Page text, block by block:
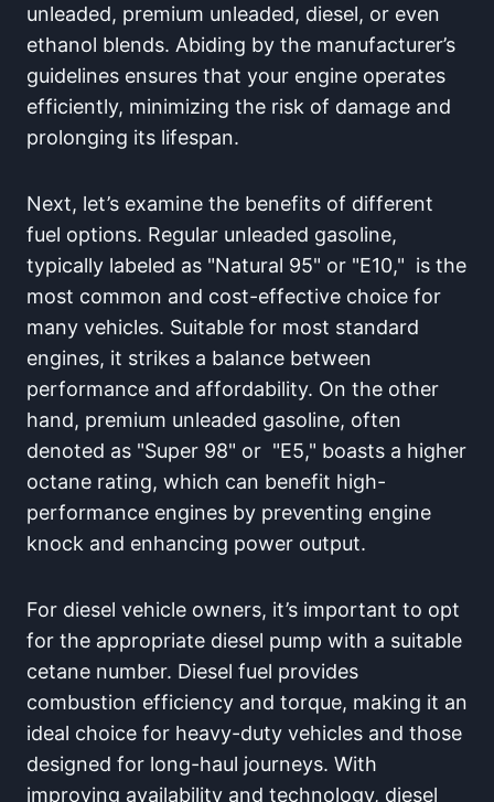
unleaded, premium unleaded, diesel, or even
ethanol blends. Abiding by the‌ manufacturer’s‍
guidelines ensures that your engine operates
efficiently, minimizing the risk of damage ‌and
prolonging its lifespan.
Next, let’s examine the benefits ⁤of different
fuel‍ options. Regular ⁢unleaded‍ gasoline,
typically labeled‍ as "Natural 95" or "E10," ​ is the
most common and cost-effective choice for
many‍ vehicles. Suitable ‌for most standard
engines, it strikes a balance between
performance⁣ and affordability. On the other
hand, premium unleaded gasoline, often​
denoted ⁣as "Super 98" or ⁢ "E5," boasts a higher
octane rating, which ⁢can benefit high-
performance engines by preventing engine‌
knock and enhancing power output.
For diesel vehicle ‌owners, it’s important‍ to opt
for the appropriate diesel pump with⁣ a suitable
cetane number. Diesel fuel provides
combustion efficiency and torque, making​ it an
ideal choice for ⁤heavy-duty vehicles and those
designed for long-haul journeys. With
improving availability and technology, diesel